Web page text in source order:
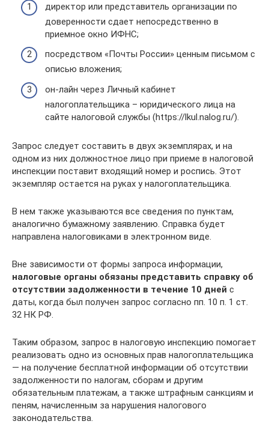
директор или представитель организации по
доверенности сдает непосредственно в
приемное окно ИФНС;
посредством «Почты России» ценным письмом с
описью вложения;
он-лайн через Личный кабинет
налогоплательщика – юридического лица на
сайте налоговой службы (https://lkul.nalog.ru/).
Запрос следует составить в двух экземплярах, и на
одном из них должностное лицо при приеме в налоговой
инспекции поставит входящий номер и роспись. Этот
экземпляр остается на руках у налогоплательщика.
В нем также указываются все сведения по пунктам,
аналогично бумажному заявлению. Справка будет
направлена налоговиками в электронном виде.
Вне зависимости от формы запроса информации,
налоговые органы обязаны представить справку об
отсутствии задолженности в течение 10 дней с
даты, когда был получен запрос согласно пп. 10 п. 1 ст.
32 НК РФ.
Таким образом, запрос в налоговую инспекцию помогает
реализовать одно из основных прав налогоплательщика
— на получение бесплатной информации об отсутствии
задолженности по налогам, сборам и другим
обязательным платежам, а также штрафным санкциям и
пеням, начисленным за нарушения налогового
законодательства.